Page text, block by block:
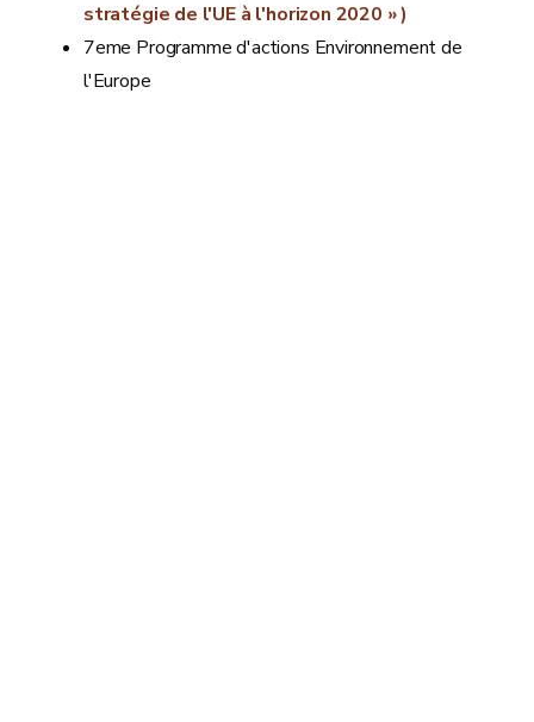
stratégie de l'UE à l'horizon 2020 » )
7eme Programme d'actions Environnement de
l'Europe